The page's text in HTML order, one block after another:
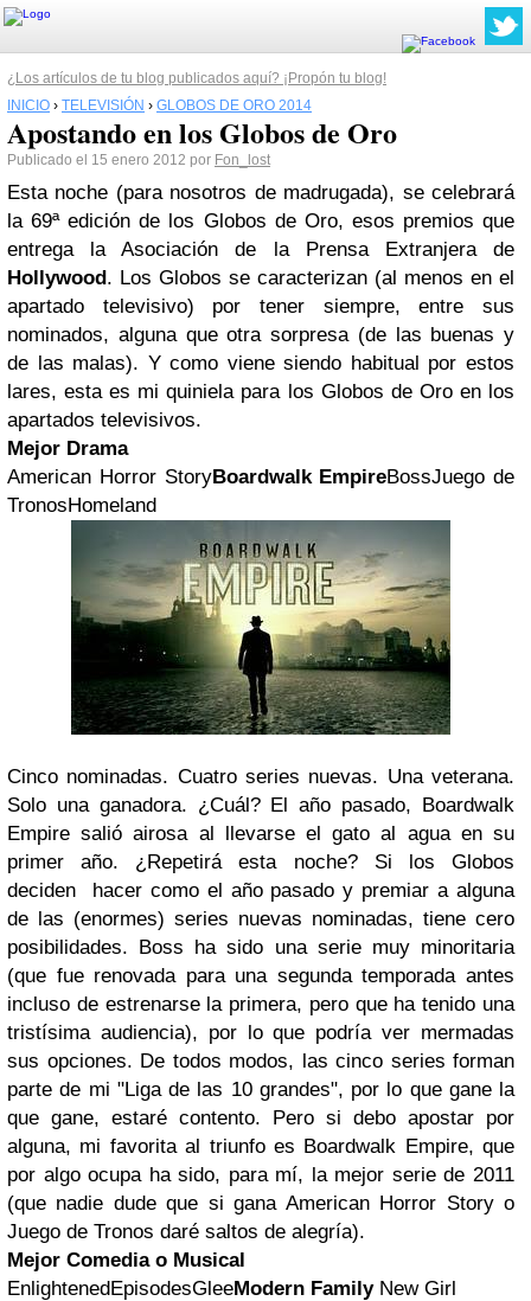
¿Los artículos de tu blog publicados aquí? ¡Propón tu blog!
INICIO › TELEVISIÓN › GLOBOS DE ORO 2014
Apostando en los Globos de Oro
Publicado el 15 enero 2012 por Fon_lost
Esta noche (para nosotros de madrugada), se celebrará
la 69ª edición de los Globos de Oro, esos premios que
entrega la Asociación de la Prensa Extranjera de
Hollywood. Los Globos se caracterizan (al menos en el
apartado televisivo) por tener siempre, entre sus
nominados, alguna que otra sorpresa (de las buenas y
de las malas). Y como viene siendo habitual por estos
lares, esta es mi quiniela para los Globos de Oro en los
apartados televisivos.
Mejor Drama
American Horror StoryBoardwalk EmpireBossJuego de
TronosHomeland
Cinco nominadas. Cuatro series nuevas. Una veterana.
Solo una ganadora. ¿Cuál? El año pasado, Boardwalk
Empire salió airosa al llevarse el gato al agua en su
primer año. ¿Repetirá esta noche? Si los Globos
deciden hacer como el año pasado y premiar a alguna
de las (enormes) series nuevas nominadas, tiene cero
posibilidades. Boss ha sido una serie muy minoritaria
(que fue renovada para una segunda temporada antes
incluso de estrenarse la primera, pero que ha tenido una
tristísima audiencia), por lo que podría ver mermadas
sus opciones. De todos modos, las cinco series forman
parte de mi "Liga de las 10 grandes", por lo que gane la
que gane, estaré contento. Pero si debo apostar por
alguna, mi favorita al triunfo es Boardwalk Empire, que
por algo ocupa ha sido, para mí, la mejor serie de 2011
(que nadie dude que si gana American Horror Story o
Juego de Tronos daré saltos de alegría).
Mejor Comedia o Musical
EnlightenedEpisodesGleeModern FamilyNew Girl